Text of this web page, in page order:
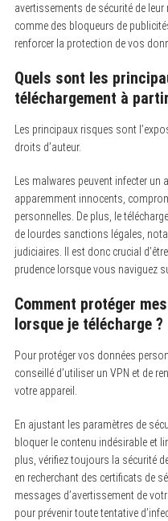
avertissements de sécurité de
comme des bloqueurs de
renforcer la protection de vos
Quels sont les
téléchargement à
Les principaux risques sont
droits d’auteur.
Les malwares peuvent infecter
apparemment innocents,
personnelles. De plus, le
de lourdes sanctions légales,
judiciaires. Il est donc crucial
prudence lorsque vous naviguez
Comment protéger
lorsque je télécharge ?
Pour protéger vos données
conseillé d’utiliser un VPN et de
votre appareil.
En ajustant les paramètres de
bloquer le contenu indésirable et
plus, vérifiez toujours la sécurité
en recherchant des certificats de
messages d’avertissement de
pour prévenir toute tentative